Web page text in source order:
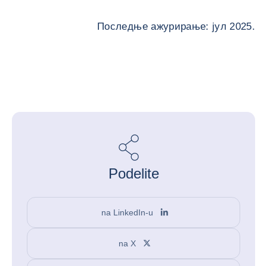
Последње ажурирање: јул 2025.
Podelite
na LinkedIn-u
na X